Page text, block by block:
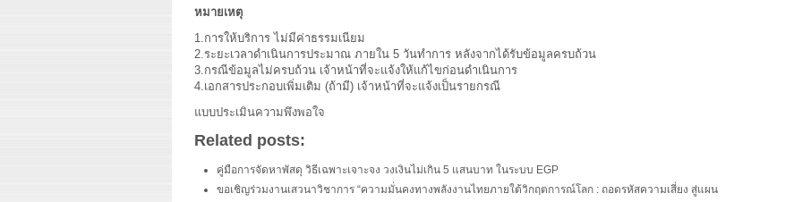
หมายเหตุ
1.การให้บริการ ไม่มีค่าธรรมเนียม
2.ระยะเวลาดำเนินการประมาณ ภายใน 5 วันทำการ หลังจากได้รับข้อมูลครบถ้วน
3.กรณีข้อมูลไม่ครบถ้วน เจ้าหน้าที่จะแจ้งให้แก้ไขก่อนดำเนินการ
4.เอกสารประกอบเพิ่มเติม (ถ้ามี) เจ้าหน้าที่จะแจ้งเป็นรายกรณี
แบบประเมินความพึงพอใจ
Related posts:
คู่มือการจัดหาพัสดุ วิธีเฉพาะเจาะจง วงเงินไม่เกิน 5 แสนบาท ในระบบ EGP
ขอเชิญร่วมงานเสวนาวิชาการ “ความมั่นคงทางพลังงานไทยภายใต้วิกฤตการณ์โลก : ถอดรหัสความเสี่ยง สู่แผน